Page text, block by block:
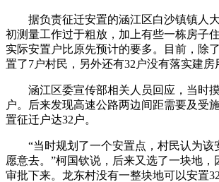
据负责征迁安置的涵江区白沙镇镇人
初测量工作过于粗放，加上有些一栋房子
实际安置户比原先预计的要多。目前，除
置了7户村民，另外还有32户没有落实建房
涵江区委宣传部相关人员回应，当时
户。后来发现高速公路两边间距需要及受
置征迁户达32户。
“当时规划了一个安置点，村民认为该
愿意去。”柯国钦说，后来又选了一块地，
审批下来。龙东村没有一整块地可以安置